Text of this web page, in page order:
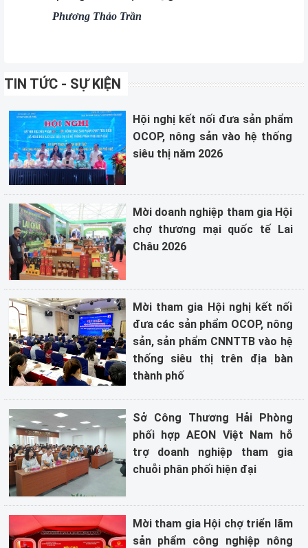
Phương Thảo Trần
TIN TỨC - SỰ KIỆN
Hội nghị kết nối đưa sản phẩm
OCOP, nông sản vào hệ thống
siêu thị năm 2026
Mời doanh nghiệp tham gia Hội
chợ thương mại quốc tế Lai
Châu 2026
Mời tham gia Hội nghị kết nối
đưa các sản phẩm OCOP, nông
sản, sản phẩm CNNTTB vào hệ
thống siêu thị trên địa bàn
thành phố
Sở Công Thương Hải Phòng
phối hợp AEON Việt Nam hỗ
trợ doanh nghiệp tham gia
chuỗi phân phối hiện đại
Mời tham gia Hội chợ triển lãm
sản phẩm công nghiệp nông